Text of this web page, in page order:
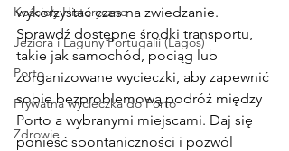
Kościoły Historyczne
Jeziora i Laguny Portugalii (Lagos)
Porto
Prywatna wycieczka do Porto
Zdrowie
wykorzystać czas na zwiedzanie.
Sprawdź dostępne środki transportu,
takie jak samochód, pociąg lub
zorganizowane wycieczki, aby zapewnić
sobie bezproblemową podróż między
Porto a wybranymi miejscami. Daj się
ponieść spontaniczności i pozwól